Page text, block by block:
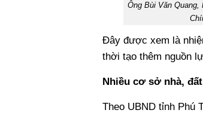
Ông Bùi Văn
Đây được xem là
thời tạo thêm nguồn
Nhiều cơ sở nhà,
Theo UBND tỉnh Phú